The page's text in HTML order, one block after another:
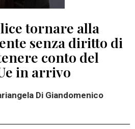
tornare alla
senza diritto di
conto del
in arrivo
Di Giandomenico